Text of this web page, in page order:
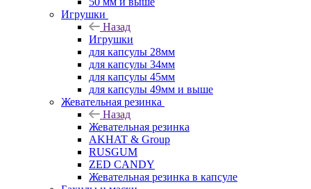
Игрушки
Назад
Игрушки
для капсулы 28мм
для капсулы 34мм
для капсулы 45мм
для капсулы 49мм и выше
Жевательная резинка
Назад
Жевательная резинка
AKHAT & Group
RUSGUM
ZED CANDY
Жевательная резинка в капсуле